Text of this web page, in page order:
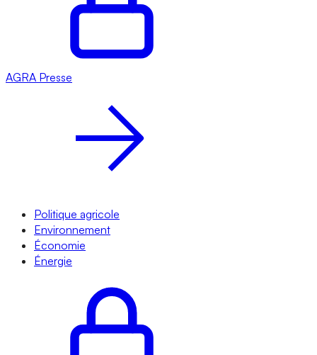
AGRA Presse
Politique agricole
Environnement
Économie
Énergie